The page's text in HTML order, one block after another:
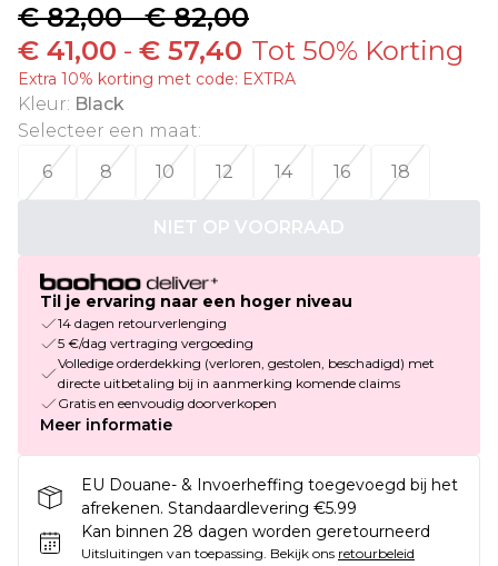
€ 82,00-€ 82,00
€ 41,00 - € 57,40 Tot 50% Korting
Extra 10% korting met code: EXTRA
Kleur: Black
Selecteer een maat:
6
8 10 12 14 16 18
NIET OP VOORRAAD
Til je ervaring naar een hoger niveau
14 dagen retourverlenging
5 €/dag vertraging vergoeding
Volledige orderdekking (verloren, gestolen, beschadigd) met
directe uitbetaling bij in aanmerking komende claims
Gratis en eenvoudig doorverkopen
Meer informatie
EU Douane- & Invoerheffing toegevoegd bij het
afrekenen. Standaardlevering €5.99
Kan binnen 28 dagen worden geretourneerd
Uitsluitingen van toepassing. Bekijk ons retourbeleid